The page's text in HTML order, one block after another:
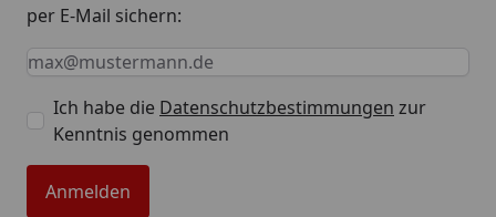
per E-Mail sichern:
Keine Eingabe erforderlich
Eingabe erforderlich
E-Mail *
Ich habe die Datenschutzbestimmungen zur
Kenntnis genommen
Anmelden